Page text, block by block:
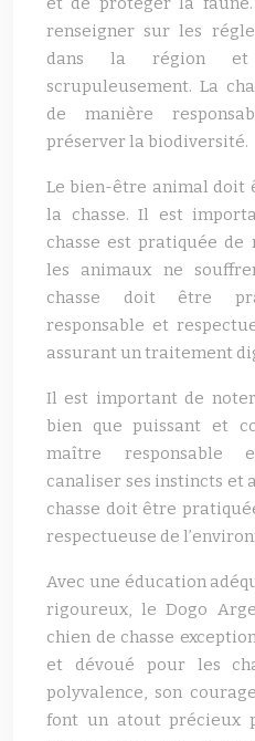
renseigner sur les
dans la région
scrupuleusement. La
de manière
préserver la biodiversité.
Le bien-être animal doit
la chasse. Il est
chasse est pratiquée
les animaux ne
chasse doit être
responsable et
assurant un traitement
Il est important de noter
bien que puissant et
maître responsable
canaliser ses instincts et
chasse doit être
respectueuse de
Avec une éducation
rigoureux, le Dogo
chien de chasse
et dévoué pour les
polyvalence, son
font un atout précieux